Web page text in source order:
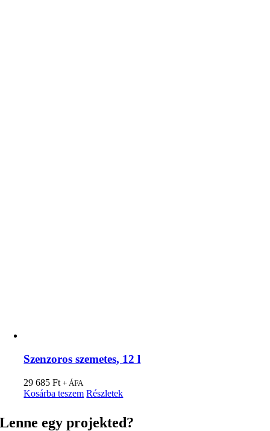
Szenzoros szemetes, 12 l
29 685Ft + ÁFA
Kosárba teszem Részletek
Lenne egy projekted?